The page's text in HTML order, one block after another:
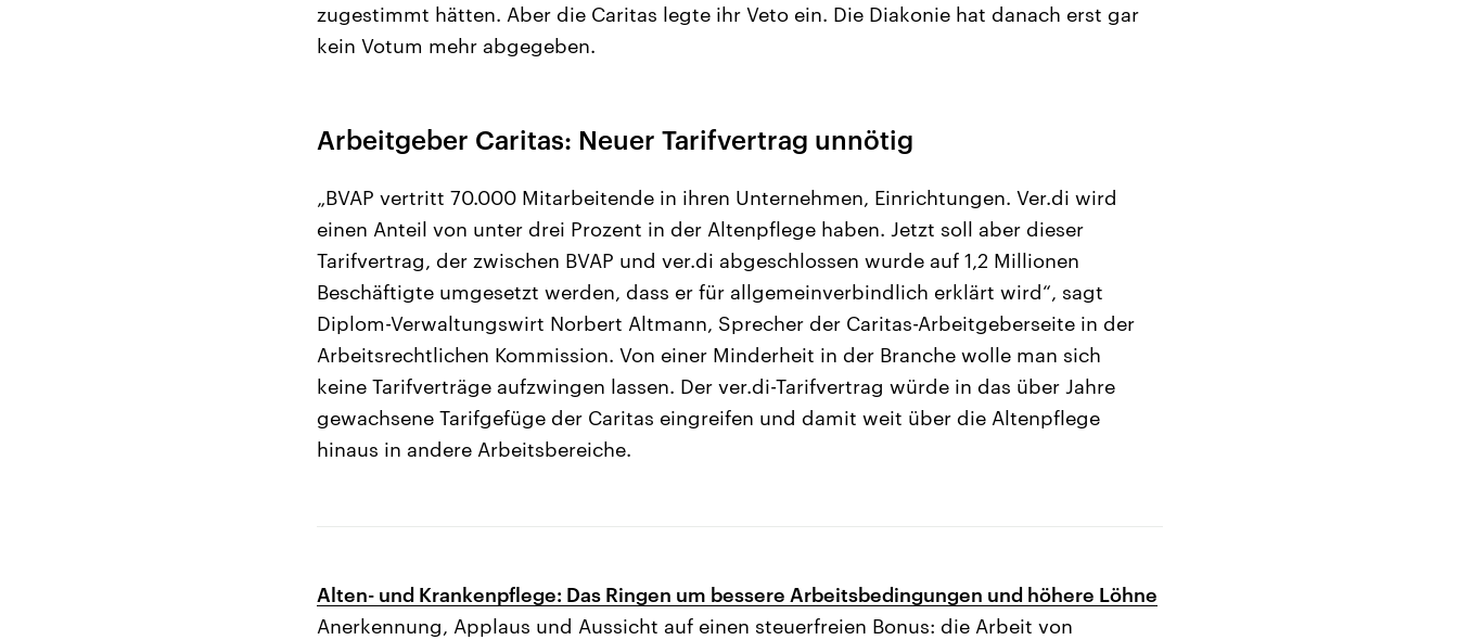
zugestimmt hätten. Aber die Caritas legte ihr Veto ein. Die Diakonie hat danach erst gar
kein Votum mehr abgegeben.
Arbeitgeber Caritas: Neuer Tarifvertrag unnötig
„BVAP vertritt 70.000 Mitarbeitende in ihren Unternehmen, Einrichtungen. Ver.di wird
einen Anteil von unter drei Prozent in der Altenpflege haben. Jetzt soll aber dieser
Tarifvertrag, der zwischen BVAP und ver.di abgeschlossen wurde auf 1,2 Millionen
Beschäftigte umgesetzt werden, dass er für allgemeinverbindlich erklärt wird“, sagt
Diplom-Verwaltungswirt Norbert Altmann, Sprecher der Caritas-Arbeitgeberseite in der
Arbeitsrechtlichen Kommission. Von einer Minderheit in der Branche wolle man sich
keine Tarifverträge aufzwingen lassen. Der ver.di-Tarifvertrag würde in das über Jahre
gewachsene Tarifgefüge der Caritas eingreifen und damit weit über die Altenpflege
hinaus in andere Arbeitsbereiche.
Alten- und Krankenpflege: Das Ringen um bessere Arbeitsbedingungen und höhere Löhne
Anerkennung, Applaus und Aussicht auf einen steuerfreien Bonus: die Arbeit von